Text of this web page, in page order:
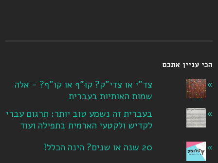
הכי עניין אתכם
צד"י או צדי"ק? קוּ"ף או קוֹ"ף? - אלה
שמות האותיות בעברית
בעברית זה נשמע טוב יותר: תרגום עברי
לקדיש ולקטעי הארמית בתפילה ועוד
20 שנה או שנים? הינה הכלל!